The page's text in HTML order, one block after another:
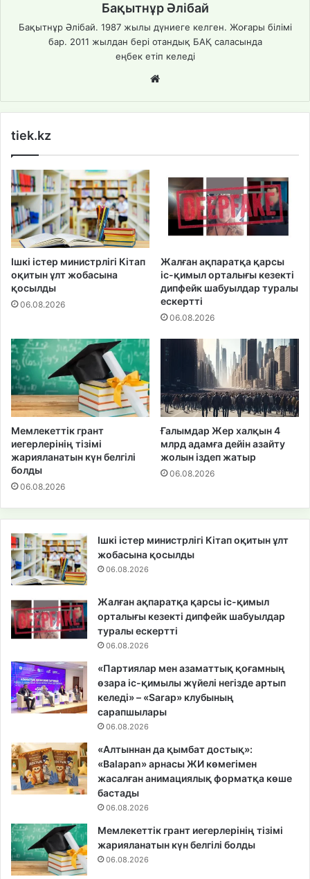
Бақытнұр Әлібай
Бақытнұр Әлібай. 1987 жылы дүниеге келген. Жоғары білімі
бар. 2011 жылдан бері отандық БАҚ саласында
еңбек етіп келеді
te
tiek.kz
Ішкі істер министрлігі Кітап
оқитын ұлт жобасына
қосылды
06.08.2026
Жалған ақпаратқа қарсы
іс-қимыл орталығы кезекті
дипфейк шабуылдар туралы
ескертті
06.08.2026
Мемлекеттік грант
иегерлерінің тізімі
жарияланатын күн белгілі
болды
06.08.2026
Ғалымдар Жер халқын 4
млрд адамға дейін азайту
жолын іздеп жатыр
06.08.2026
Ішкі істер министрлігі Кітап оқитын ұлт
жобасына қосылды
06.08.2026
Жалған ақпаратқа қарсы іс-қимыл
орталығы кезекті дипфейк шабуылдар
туралы ескертті
06.08.2026
«Партиялар мен азаматтық қоғамның
өзара іс-қимылы жүйелі негізде артып
келеді» – «Sarap» клубының
сарапшылары
06.08.2026
«Алтыннан да қымбат достық»:
«Balapan» арнасы ЖИ көмегімен
жасалған анимациялық форматқа көше
бастады
06.08.2026
Мемлекеттік грант иегерлерінің тізімі
жарияланатын күн белгілі болды
06.08.2026